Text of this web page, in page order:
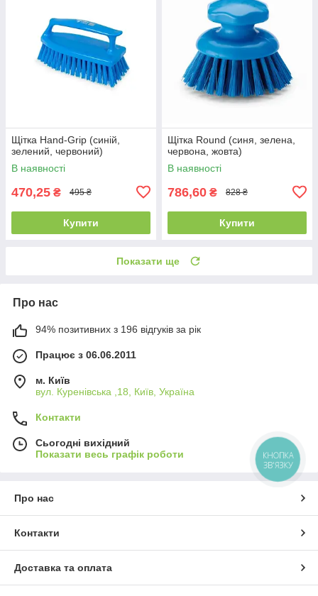
Щітка Hand-Grip (синій,
зелений, червоний)
В наявності
470,25 ₴ 495 ₴
Купити
Щітка Round (синя, зелена,
червона, жовта)
В наявності
786,60 ₴ 828 ₴
Купити
Показати ще
Про нас
94% позитивних з 196 відгуків за рік
Працює з 06.06.2011
м. Київ
вул. Куренівська ,18, Київ, Україна
Контакти
Сьогодні вихідний
Показати весь графік роботи
Про нас
Контакти
Доставка та оплата
КНОПКА
ЗВ'ЯЗКУ